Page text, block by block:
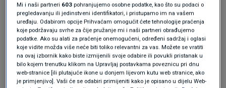
iz jednog specifičnog razloga.
Skladištenje cijelog
češnjaka
Mi i naši partneri 603 pohranjujemo osobne podatke, kao što su podaci o
pregledavanju ili jedinstveni identifikatori, i pristupamo im na vašem
uređaju. Odabirom opcije Prihvaćam omogućit ćete tehnologije praćenja
koje podržavaju svrhe za čije pružanje mi i naši partneri obrađujemo
podatke. Ako su alati za praćenje onemogućeni, određeni sadržaj i oglasi
koje vidite možda više neće biti toliko relevantni za vas. Možete se vratiti
na ovaj izbornik kako biste izmijenili svoje odabire ili povukli pristanak u
bilo kojem trenutku klikom na Upravljaj postavkama poveznicu pri dnu
web-stranice [ili plutajuće ikone u donjem lijevom kutu web stranice, ako
je primjenjivo]. Vaši će se odabiri primijeniti kako je opisano u dijelu Web-